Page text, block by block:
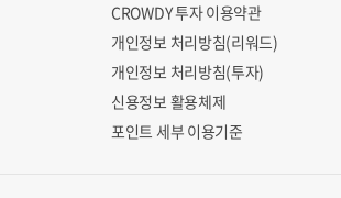
CROWDY 투자 이용약관
개인정보 처리방침(리워드)
개인정보 처리방침(투자)
신용정보 활용체제
포인트 세부 이용기준